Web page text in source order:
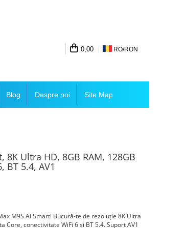
0,00 RO/RON
Blog Despre noi Site Map
8K Ultra HD, 8GB RAM, 128GB
BT 5.4, AV1
M9S AI Smart! Bucură-te de rezoluție 8K Ultra
Core, conectivitate WiFi 6 și BT 5.4. Suport AV1